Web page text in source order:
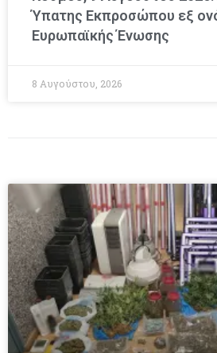
Ύπατης Εκπροσώπου εξ
Ευρωπαϊκής Ένωσης
8 Αυγούστου, 2026